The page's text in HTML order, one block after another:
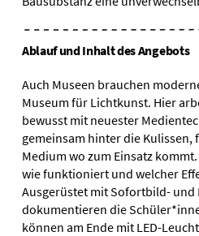
Ablauf und Inhalt des Angebots
Auch Museen brauchen
Museum für Lichtkunst. Hier
bewusst mit neuester
gemeinsam hinter die Kulissen,
Medium wo zum Einsatz
wie funktioniert und welcher
Ausgerüstet mit Sofortbild- und
dokumentieren die
können am Ende mit LED-